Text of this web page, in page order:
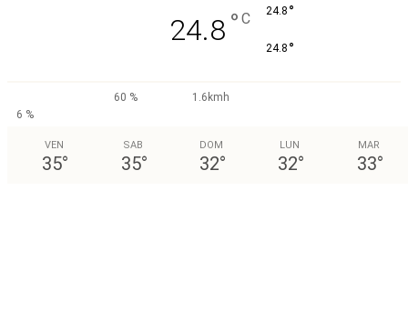
24.8 ° C 24.8 °
24.8 °
60 %
1.6kmh
6 %
VEN
35°
SAB
35°
DOM
32°
LUN
32°
MAR
33°